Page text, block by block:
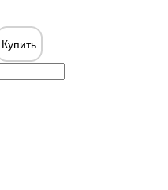
Купить